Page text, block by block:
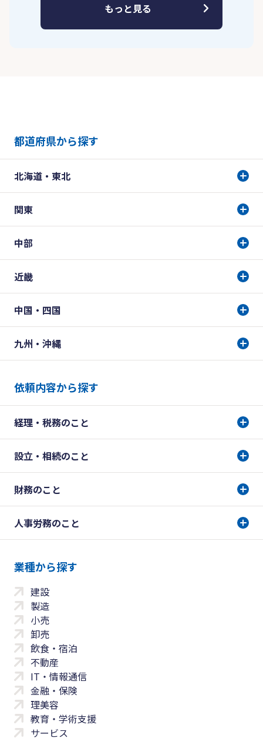
もっと見る
都道府県から探す
北海道・東北
関東
中部
近畿
中国・四国
九州・沖縄
依頼内容から探す
経理・税務のこと
設立・相続のこと
財務のこと
人事労務のこと
業種から探す
建設
製造
小売
卸売
飲食・宿泊
不動産
IT・情報通信
金融・保険
理美容
教育・学術支援
サービス